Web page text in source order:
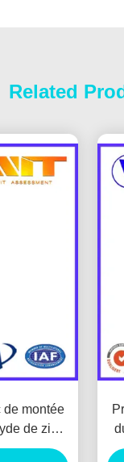
Related
montée
de zinc
de